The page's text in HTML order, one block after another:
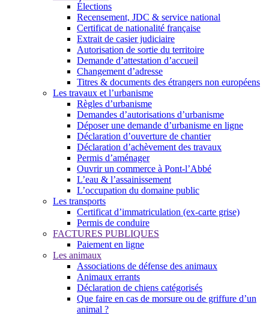
Élections
Recensement, JDC & service national
Certificat de nationalité française
Extrait de casier judiciaire
Autorisation de sortie du territoire
Demande d’attestation d’accueil
Changement d’adresse
Titres & documents des étrangers non européens
Les travaux et l’urbanisme
Règles d’urbanisme
Demandes d’autorisations d’urbanisme
Déposer une demande d’urbanisme en ligne
Déclaration d’ouverture de chantier
Déclaration d’achèvement des travaux
Permis d’aménager
Ouvrir un commerce à Pont-l’Abbé
L’eau & l’assainissement
L’occupation du domaine public
Les transports
Certificat d’immatriculation (ex-carte grise)
Permis de conduire
FACTURES PUBLIQUES
Paiement en ligne
Les animaux
Associations de défense des animaux
Animaux errants
Déclaration de chiens catégorisés
Que faire en cas de morsure ou de griffure d’un
animal ?